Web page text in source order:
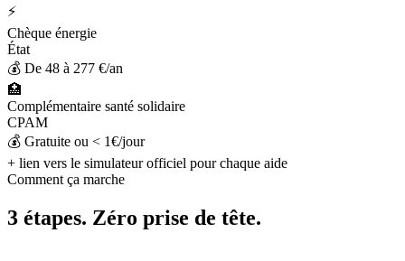
⚡
Chèque énergie
État
💰 De 48 à 277 €/an
🏥
Complémentaire santé solidaire
CPAM
💰 Gratuite ou < 1€/jour
+ lien vers le simulateur officiel pour chaque aide
Comment ça marche
3 étapes. Zéro prise de tête.